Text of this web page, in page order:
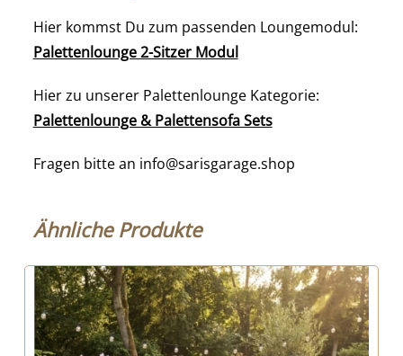
Hier kommst Du zum passenden Loungemodul:
Palettenlounge 2-Sitzer Modul
Hier zu unserer Palettenlounge Kategorie:
Palettenlounge & Palettensofa Sets
Fragen bitte an info@sarisgarage.shop
Ähnliche Produkte